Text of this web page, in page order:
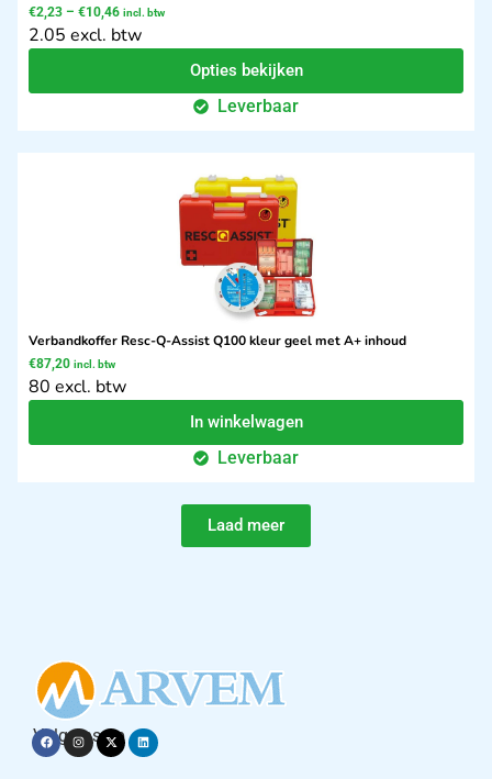
€2,23 – €10,46 incl. btw
2.05 excl. btw
Opties bekijken
Leverbaar
Verbandkoffer Resc-Q-Assist Q100 kleur geel met A+ inhoud
€87,20 incl. btw
80 excl. btw
In winkelwagen
Leverbaar
Laad meer
Volg ons op